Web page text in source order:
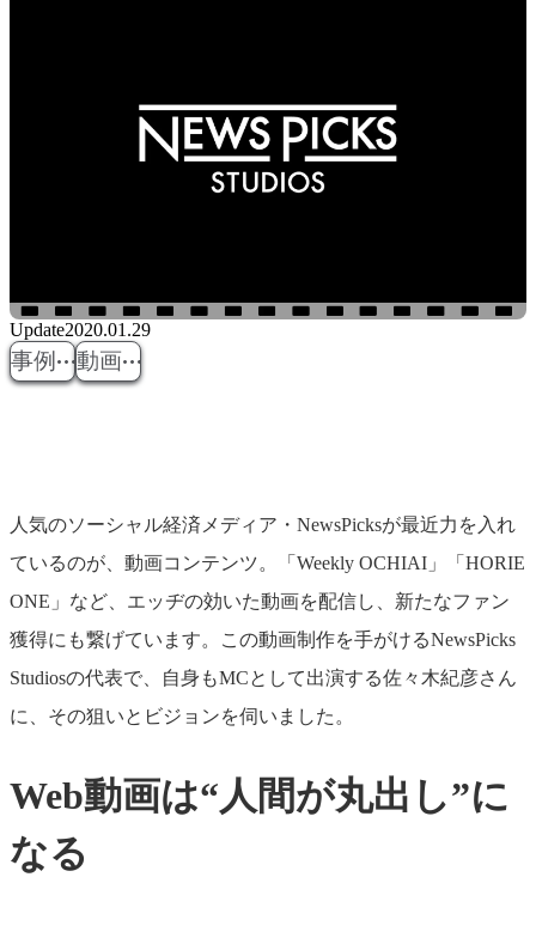
Update2020.01.29
事例 動画
人気のソーシャル経済メディア・NewsPicksが最近力を入れ
ているのが、動画コンテンツ。「Weekly OCHIAI」「HORIE
ONE」など、エッヂの効いた動画を配信し、新たなファン
獲得にも繋げています。この動画制作を手がけるNewsPicks
Studiosの代表で、自身もMCとして出演する佐々木紀彦さん
に、その狙いとビジョンを伺いました。
Web動画は“人間が丸出し”に
なる